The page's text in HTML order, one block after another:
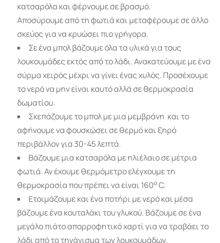
κατσαρόλα και φέρνουμε σε βρασμό.
Αποσύρουμε από τη φωτιά και μεταφέρουμε σε άλλο
σκεύος για να κρυώσει πιο γρήγορα.
Σε ένα μπολ βάζουμε όλα τα υλικά για τους
λουκουμάδες εκτός από το λάδι. Ανακατεύουμε με ένα
σύρμα χειρός μέχρι να γίνει ένας χυλός. Προσέχουμε
το νερό να μην είναι καυτό αλλά σε θερμοκρασία
δωματίου.
Σκεπάζουμε το μπολ με μια μεμβράνη και το
αφήνουμε να φουσκώσει σε θερμό και ξηρό
περιβάλλον για 30-45 λεπτά.
Βάζουμε μια κατσαρόλα με ηλιέλαιο σε μέτρια
φωτιά. Αν έχουμε θερμόμετρο ελέγχουμε τη
θερμοκρασία που πρέπει να είναι 160οC.
Ετοιμάζουμε και ένα ποτήρι με νερό και μέσα
βάζουμε ένα κουταλάκι του γλυκού. Βάζουμε σε ένα
μεγάλο πιάτο απορροφητικό χαρτί για να τραβάει το
λάδι από το τηγάνισμα των λουκουμάδων.